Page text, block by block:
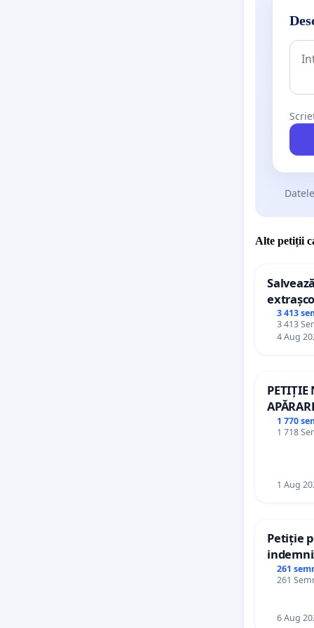
Alte petiții
3 413
3 413
4 Aug
PETIȚIE
DE
1 770
1 718
1 Aug
Petiție
de
de
261
261
6 Aug